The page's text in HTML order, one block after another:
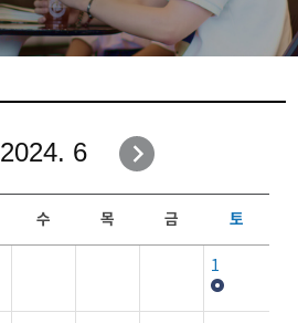
2024. 6
수 목 금 토
1